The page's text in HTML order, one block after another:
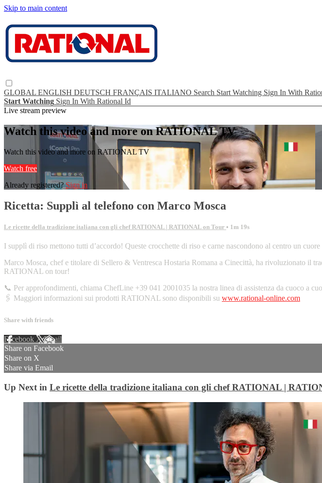
Skip to main content
GLOBAL ENGLISH DEUTSCH FRANÇAIS ITALIANO Search Start Watching Sign In With
Start Watching Sign In With Rational Id
Live stream preview
Watch this video and more on RATIONAL TV
Watch this video and more on RATIONAL TV
Watch free
Already registered?Sign in
Ricetta: Supplì al telefono con Marco Mosca
Le ricette della tradizione italiana con gli chef RATIONAL | RATIONAL on Tour • 1m 19s
I supplì di riso mettono tutti d’accordo! Queste crocchette di riso e carne nascondono al centro un
Marco Mosca, chef e titolare di Sellero & Ventresca Hostaria Romana a Cinecittà, ha rivoluzionato il
RATIONAL on tour!
📞 Per approfondimenti, chiama ChefLine +39 041 2001035 la nostra linea di assistenza da cuoco a
🖇️ Maggiori informazioni sui prodotti RATIONAL sono disponibili su www.rational-online.com
Share with friends
Facebook XEmail
Share on Facebook
Share on X
Share via Email
Up Next in Le ricette della tradizione italiana con gli chef RATIONAL |